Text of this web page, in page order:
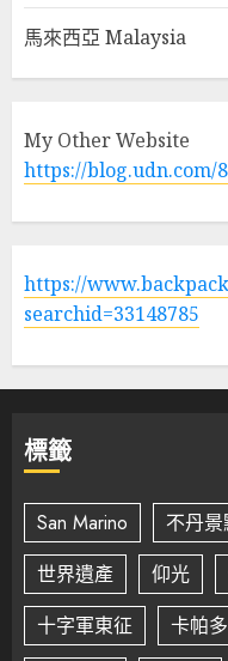
馬來西亞 Malaysia
My Other Website
https://blog.udn.com/
https://
searchid=33148785
標籤
San Marino 不丹
世界遺產
仰光
十字軍東征
卡帕